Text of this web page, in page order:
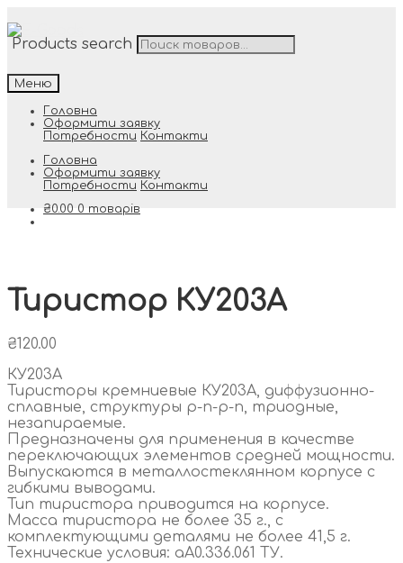
Products search
Меню
Головна
Оформити заявку
Потребности Контакти
Головна
Оформити заявку
Потребности Контакти
₴0.00 0 товарів
Тиристор КУ203А
₴120.00
КУ203А
Тиристоры кремниевые КУ203А, диффузионно-
сплавные, структуры p-n-p-n, триодные,
незапираемые.
Предназначены для применения в качестве
переключающих элементов средней мощности.
Выпускаются в металлостеклянном корпусе с
гибкими выводами.
Тип тиристора приводится на корпусе.
Масса тиристора не более 35 г., с
комплектующими деталями не более 41,5 г.
Технические условия: аА0.336.061 ТУ.